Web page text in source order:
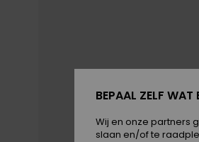
BEPAAL ZELF WAT
Wij en onze partners
slaan en/of te